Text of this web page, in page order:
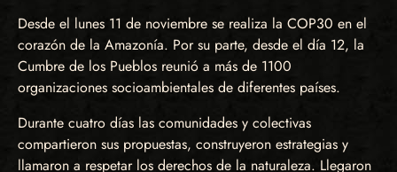
Desde el lunes 11 de noviembre se realiza la COP30 en el
corazón de la Amazonía. Por su parte, desde el día 12, la
Cumbre de los Pueblos reunió a más de 1100
organizaciones socioambientales de diferentes países.
Durante cuatro días las comunidades y colectivas
compartieron sus propuestas, construyeron estrategias y
llamaron a respetar los derechos de la naturaleza. Llegaron